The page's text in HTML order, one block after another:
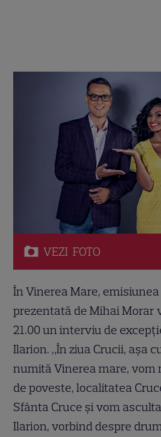
VEZI FOTO
În Vinerea Mare,
prezentată de Mihai Morar
21.00 un interviu de
Ilarion. „În ziua Crucii, aşa
numită Vinerea mare, vom
de poveste, localitatea
Sfânta Cruce şi vom
Ilarion, vorbind despre